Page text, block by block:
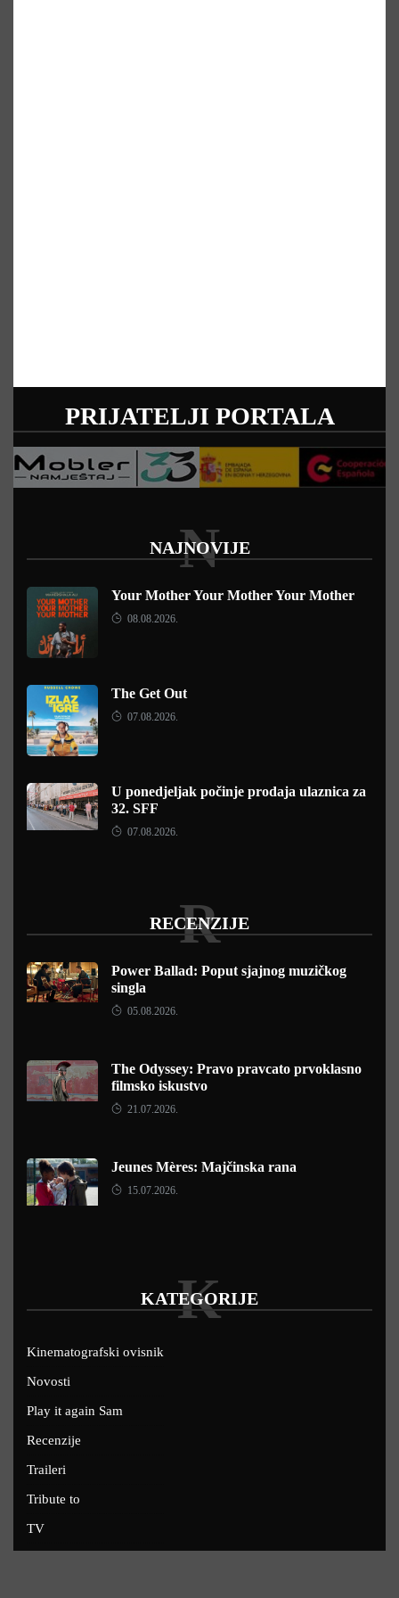
PRIJATELJI PORTALA
NAJNOVIJE
N
Your Mother Your Mother Your Mother
08.08.2026.
The Get Out
07.08.2026.
U ponedjeljak počinje prodaja ulaznica za
32. SFF
07.08.2026.
RECENZIJE
R
Power Ballad: Poput sjajnog muzičkog
singla
05.08.2026.
The Odyssey: Pravo pravcato prvoklasno
filmsko iskustvo
21.07.2026.
Jeunes Mères: Majčinska rana
15.07.2026.
KATEGORIJE
K
Kinematografski ovisnik
Novosti
Play it again Sam
Recenzije
Traileri
Tribute to
TV